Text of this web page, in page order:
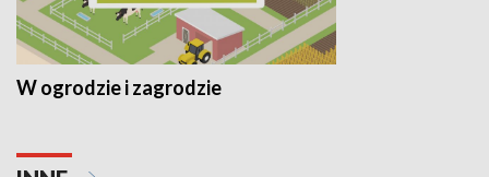
W ogrodzie i zagrodzie